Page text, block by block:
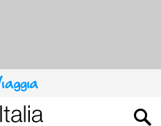
QUESTO
SITO
CONTRIBUISCE
ALL’AUDIENCE
DI